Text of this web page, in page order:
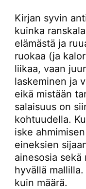
Kirjan syvin
kuinka
elämästä ja
ruokaa (ja
liikaa, vaan
laskeminen ja
eikä mistään
salaisuus on
kohtuudella.
iske
eineksien
ainesosia
hyvällä
kuin määrä.